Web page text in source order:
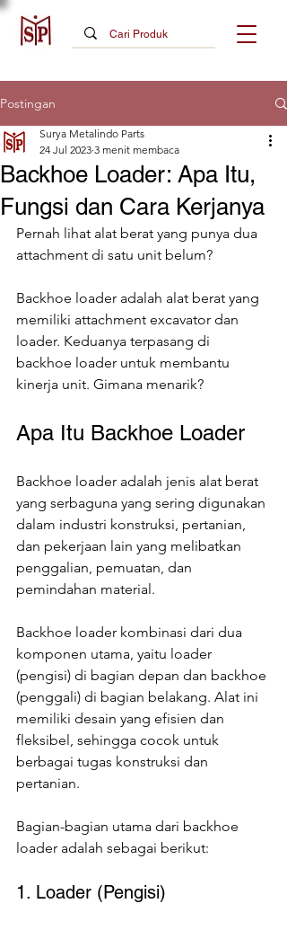
Postingan
Backhoe Loader: Apa Itu,
Fungsi dan Cara Kerjanya
Surya Metalindo Parts
24 Jul 2023 3 menit membaca
Pernah lihat alat berat yang punya dua
attachment di satu unit belum?
Backhoe loader adalah alat berat yang
memiliki attachment excavator dan
loader. Keduanya terpasang di
backhoe loader untuk membantu
kinerja unit. Gimana menarik?
Apa Itu Backhoe Loader
Backhoe loader adalah jenis alat berat
yang serbaguna yang sering digunakan
dalam industri konstruksi, pertanian,
dan pekerjaan lain yang melibatkan
penggalian, pemuatan, dan
pemindahan material.
Backhoe loader kombinasi dari dua
komponen utama, yaitu loader
(pengisi) di bagian depan dan backhoe
(penggali) di bagian belakang. Alat ini
memiliki desain yang efisien dan
fleksibel, sehingga cocok untuk
berbagai tugas konstruksi dan
pertanian.
Bagian-bagian utama dari backhoe
loader adalah sebagai berikut:
1. Loader (Pengisi)